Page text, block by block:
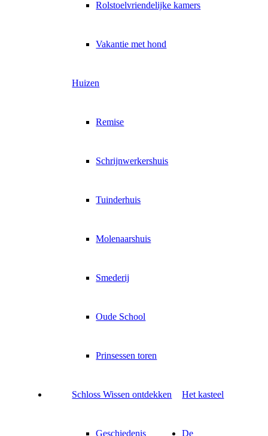
Rolstoelvriendelijke kamers
Vakantie met hond
Huizen
Remise
Schrijnwerkershuis
Tuinderhuis
Molenaarshuis
Smederij
Oude School
Prinsessen toren
Het kasteel
Schloss Wissen ontdekken
Geschiedenis De